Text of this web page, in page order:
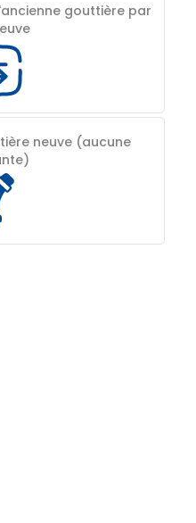
gouttière par
neuve (aucune